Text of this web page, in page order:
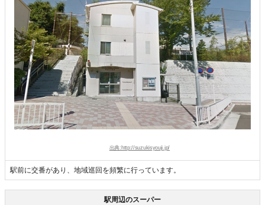
出典:http://suzukisyouji.jp/
駅前に交番があり、地域巡回を頻繁に行っています。
駅周辺のスーパー